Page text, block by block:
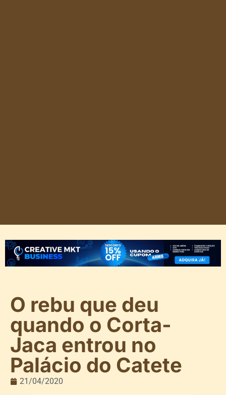
O rebu que deu
quando o Corta-
Jaca entrou no
Palácio do Catete
21/04/2020